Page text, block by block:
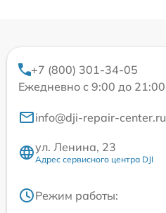
+7 (800) 301-34-05
Ежедневно с 9:00 до 21:00
info@dji-repair-center.ru
ул. Ленина, 23
Адрес сервисного центра DJI
Режим работы: